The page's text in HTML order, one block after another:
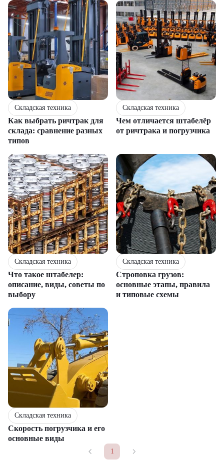
Складская техника
Как выбрать ричтрак для
склада: сравнение разных
типов
Складская техника
Чем отличается штабелёр
от ричтрака и погрузчика
Складская техника
Что такое штабелер:
описание, виды, советы по
выбору
Складская техника
Строповка грузов:
основные этапы, правила
и типовые схемы
Складская техника
Скорость погрузчика и его
основные виды
1